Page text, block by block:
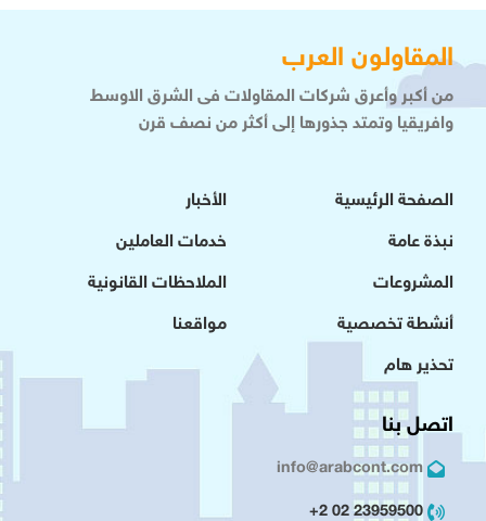
المقاولون العرب
من أكبر وأعرق شركات المقاولات فى الشرق الاوسط
وافريقيا وتمتد جذورها إلى أكثر من نصف قرن
الصفحة الرئيسية
نبذة عامة
المشروعات
أنشطة تخصصية
تحذير هام
الأخبار
خدمات العاملين
الملاحظات القانونية
مواقعنا
اتصل بنا
info@arabcont.com
23959500 02 2+